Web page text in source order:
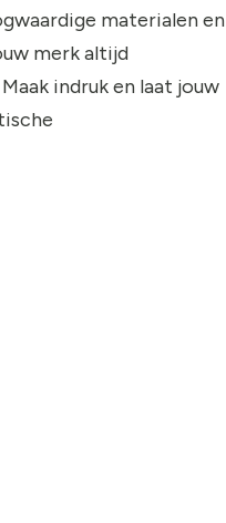
materialen en
merk altijd
indruk en laat jouw